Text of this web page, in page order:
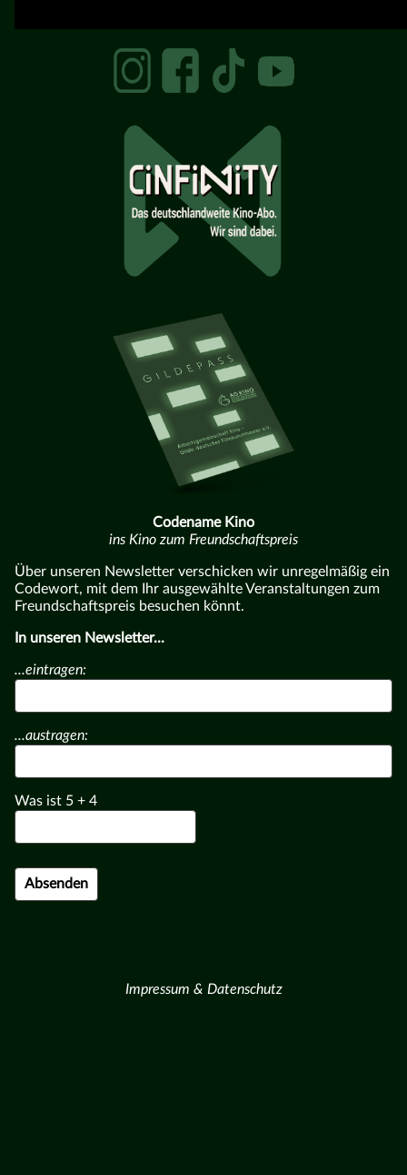
Codename Kino
ins Kino zum Freundschaftspreis
Über unseren Newsletter verschicken wir unregelmäßig ein
Codewort, mit dem Ihr ausgewählte Veranstaltungen zum
Freundschaftspreis besuchen könnt.
In unseren Newsletter...
...eintragen:
...austragen:
Was ist 5 + 4
Impressum & Datenschutz